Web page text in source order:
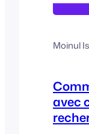
Moinul
avec